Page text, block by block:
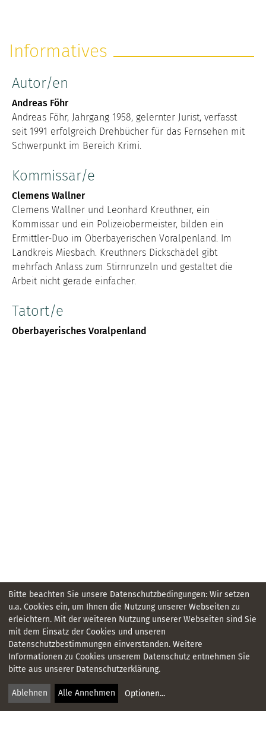
Informatives
Autor/en
Andreas Föhr
Andreas Föhr, Jahrgang 1958, gelernter Jurist, verfasst
seit 1991 erfolgreich Drehbücher für das Fernsehen mit
Schwerpunkt im Bereich Krimi.
Kommissar/e
Clemens Wallner
Clemens Wallner und Leonhard Kreuthner, ein
Kommissar und ein Polizeiobermeister, bilden ein
Ermittler-Duo im Oberbayerischen Voralpenland. Im
Landkreis Miesbach. Kreuthners Dickschädel gibt
mehrfach Anlass zum Stirnrunzeln und gestaltet die
Arbeit nicht gerade einfacher.
Tatort/e
Oberbayerisches Voralpenland
KONTAKT
IMPRESSUM
DATENSCHUTZ
Bitte beachten Sie unsere Datenschutzbedingungen: Wir setzen
u.a. Cookies ein, um Ihnen die Nutzung unserer Webseiten zu
erleichtern. Mit der weiteren Nutzung unserer Webseiten sind Sie
mit dem Einsatz der Cookies und unseren
Datenschutzbestimmungen einverstanden. Weitere
Informationen zu Cookies unserem Datenschutz entnehmen Sie
bitte aus unserer Datenschutzerklärung.
Ablehnen Alle Annehmen Optionen...